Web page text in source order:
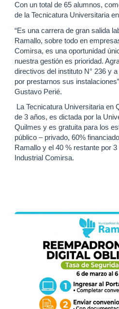
Con un total de 65 alumnos,
de la Tecnicatura Universitaria
“Es una carrera de gran salida
Ramallo, sobre todo en
Comirsa, es una oportunidad
nuestra gestión es prioridad.
directivos del instituto N° 236 y
por prestarnos sus
Gustavo Perié.
La Tecnicatura Universitaria en
de 3 años, es dictada por la
Quilmes y es gratuita para los
público – privado, 60%
Ramallo y el 40 % restante por
Industrial Comirsa.